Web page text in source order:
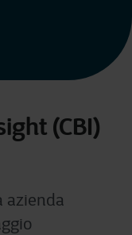
(CBI)
azienda